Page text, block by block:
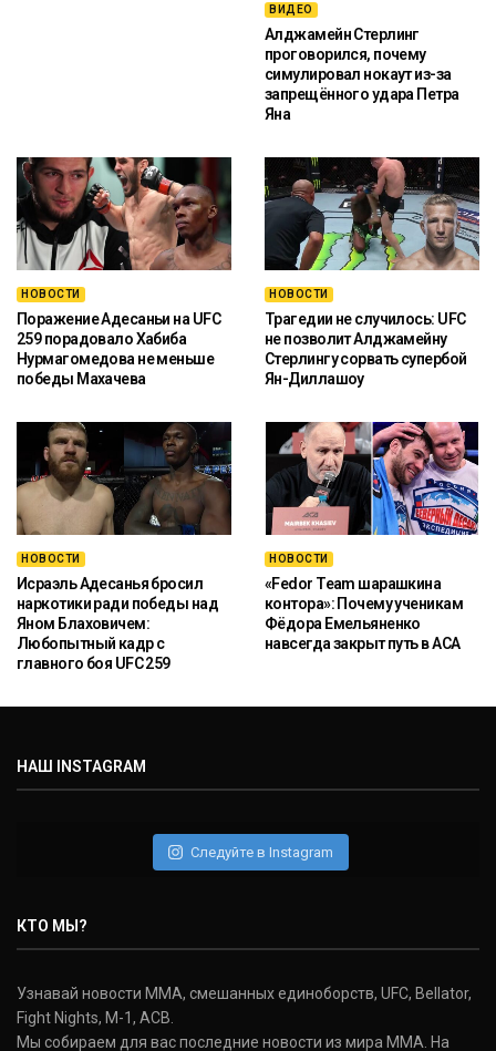
ВИДЕО
Алджамейн Стерлинг
проговорился, почему
симулировал нокаут из-за
запрещённого удара Петра
Яна
НОВОСТИ
Поражение Адесаньи на UFC
259 порадовало Хабиба
Нурмагомедова не меньше
победы Махачева
НОВОСТИ
Трагедии не случилось: UFC
не позволит Алджамейну
Стерлингу сорвать супербой
Ян-Диллашоу
НОВОСТИ
Исраэль Адесанья бросил
наркотики ради победы над
Яном Блаховичем:
Любопытный кадр с
главного боя UFC 259
НОВОСТИ
«Fedor Team шарашкина
контора»: Почему ученикам
Фёдора Емельяненко
навсегда закрыт путь в ACA
НАШ INSTAGRAM
Следуйте в Instagram
КТО МЫ?
Узнавай новости ММА, смешанных единоборств, UFC, Bellator,
Fight Nights, M-1, ACB.
Мы собираем для вас последние новости из мира ММА. На